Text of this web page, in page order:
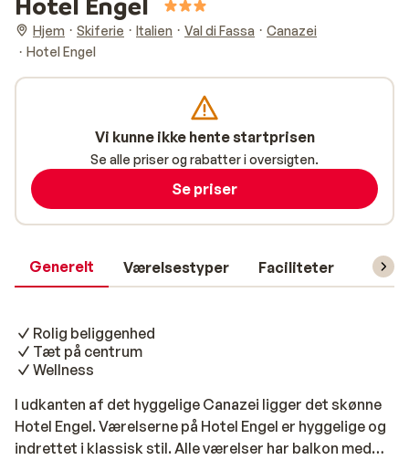
Hjem Skiferie Italien Val di Fassa
Canazei
Hotel Engel
Generelt Værelsestyper Faciliteter
Rolig beliggenhed
Tæt på centrum
Wellness
I udkanten af det hyggelige Canazei ligger det skønne
Hotel Engel. Værelserne på Hotel Engel er hyggelige og
indrettet i klassisk stil. Alle værelser har balkon med
Vi kunne ikke hente startprisen
Se alle priser og rabatter i oversigten.
Se priser